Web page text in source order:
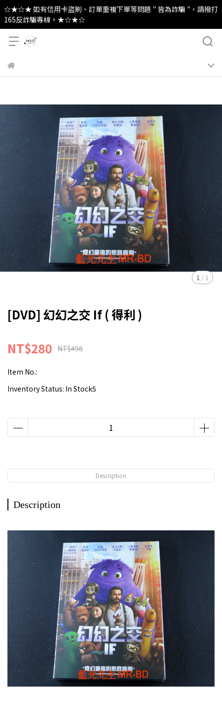
☆★☆★ 如有信用卡盜刷、訂單重複下單等問題 " 皆為詐騙 "，請撥打
165反詐騙專線。★☆★☆
1 / 1
[DVD] 幻幻之交 If ( 得利 )
NT$280 NT$498
Item No.:
Inventory Status: In Stock5
Description
Description